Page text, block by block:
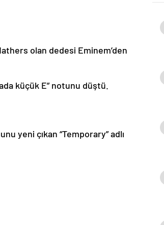
olan dedesi Eminem’den
küçük E” notunu düştü.
yeni çıkan “Temporary” adlı